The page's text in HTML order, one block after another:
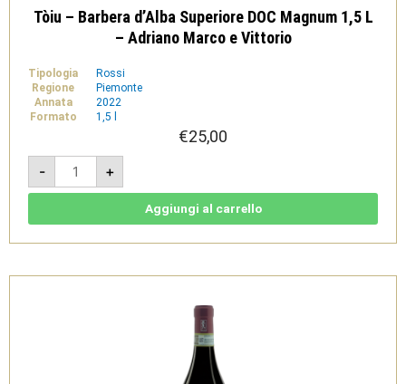
Tòiu – Barbera d’Alba Superiore DOC Magnum 1,5 L
– Adriano Marco e Vittorio
Tipologia
Rossi
Regione
Piemonte
Annata
2022
Formato
1,5 l
€25,00
-
Tòiu
Barbera
d'Alba
1,5
Adriano
+
Aggiungi al carrello